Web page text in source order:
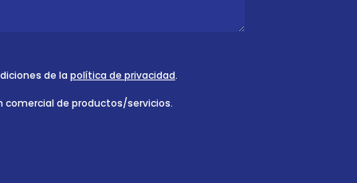
de la política de privacidad.
comercial de productos/servicios.